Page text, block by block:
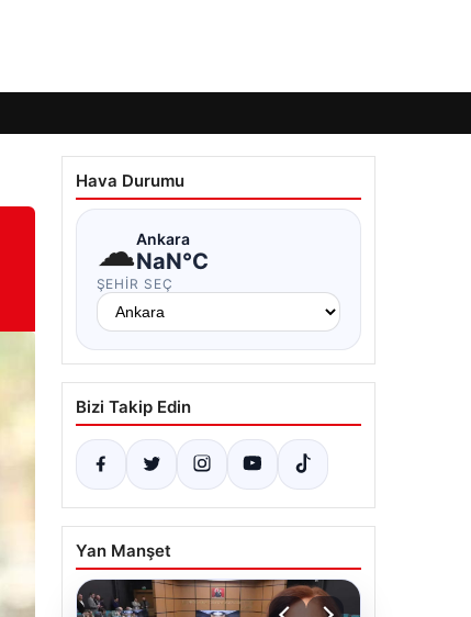
Hava Durumu
☁Ankara
NaN°C
ŞEHIR SEÇ
Bizi Takip Edin
Yan Manşet